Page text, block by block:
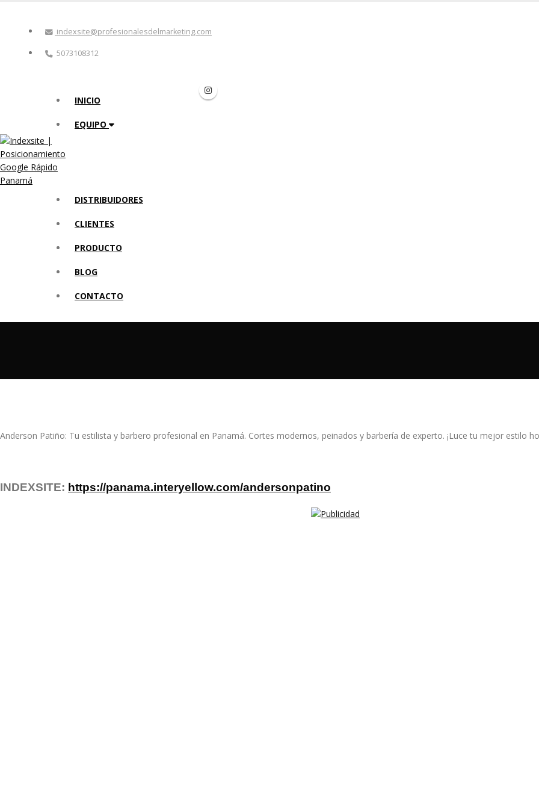
indexsite@profesionalesdelmarketing.com
5073108312
INICIO
EQUIPO
DISTRIBUIDORES
CLIENTES
PRODUCTO
BLOG
CONTACTO
Anderson Patiño: Tu estilista y barbero profesional en Panamá. Cortes modernos, peinados y barbería de experto. ¡Luce tu mejor estilo
INDEXSITE: https://panama.interyellow.com/andersonpatino